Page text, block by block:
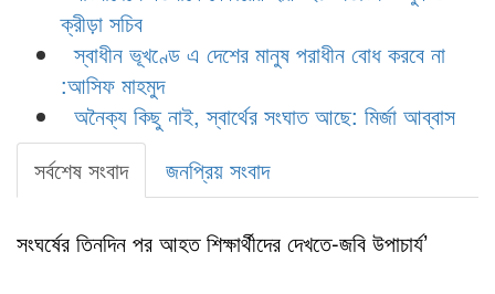
ক্রীড়া সচিব
স্বাধীন ভূখণ্ডে এ দেশের মানুষ পরাধীন বোধ করবে না
:আসিফ মাহমুদ
অনৈক্য কিছু নাই, স্বার্থের সংঘাত আছে: মির্জা আব্বাস
সর্বশেষ সংবাদ
জনপ্রিয় সংবাদ
সংঘর্ষের তিনদিন পর আহত শিক্ষার্থীদের দেখতে-জবি উপাচার্য’